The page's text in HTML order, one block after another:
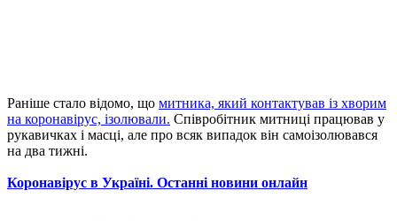
Раніше стало відомо, що митника, який контактував із хворим
на коронавірус, ізолювали. Співробітник митниці працював у
рукавичках і масці, але про всяк випадок він самоізолювався
на два тижні.
Коронавірус в Україні. Останні новини онлайн